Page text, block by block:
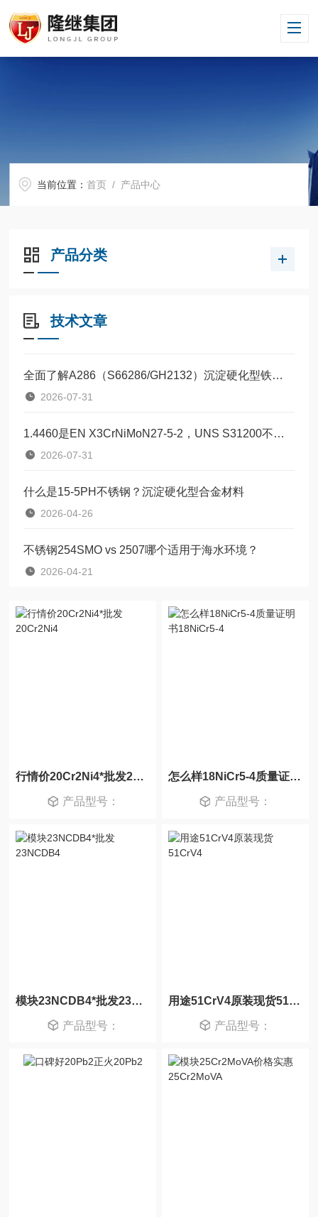
当前位置：首页 / 产品中心
产品分类
技术文章
全面了解A286（S66286/GH2132）沉淀硬化型铁基高温合金
2026-07-31
1.4460是EN X3CrNiMoN27-5-2，UNS S31200不锈钢
2026-07-31
什么是15-5PH不锈钢？沉淀硬化型合金材料
2026-04-26
不锈钢254SMO vs 2507哪个适用于海水环境？
2026-04-21
行情价20Cr2Ni4*批发20Cr2Ni4
产品型号：
怎么样18NiCr5-4质量证明书18NiCr5-4
产品型号：
模块23NCDB4*批发23NCDB4
产品型号：
用途51CrV4原装现货51CrV4
产品型号：